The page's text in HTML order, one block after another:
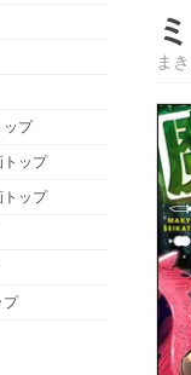
ップ
トップ
トップ
プ
ま